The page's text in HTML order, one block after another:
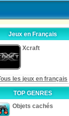
Jeux en Français
Xcraft
les jeux en français
TOP GENRES
Objets cachés